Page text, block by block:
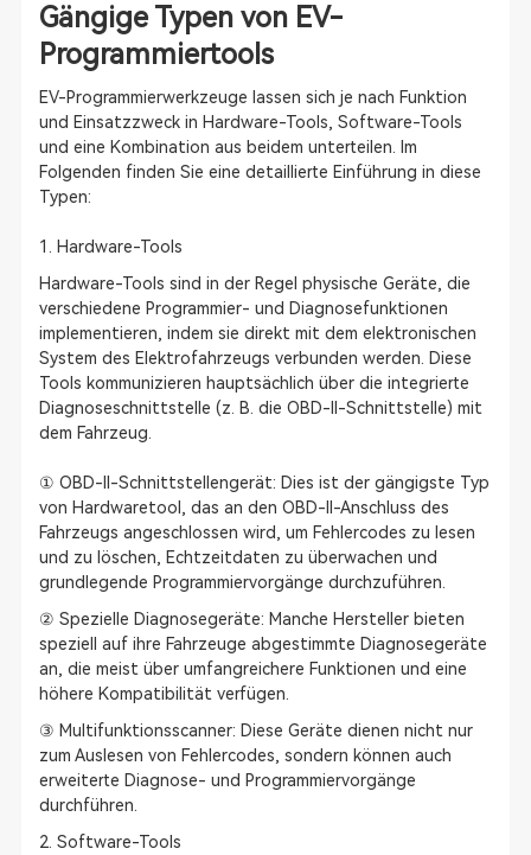
Gängige Typen von EV-
Programmiertools
EV-Programmierwerkzeuge lassen sich je nach Funktion
und Einsatzzweck in Hardware-Tools, Software-Tools
und eine Kombination aus beidem unterteilen. Im
Folgenden finden Sie eine detaillierte Einführung in diese
Typen:
1. Hardware-Tools
Hardware-Tools sind in der Regel physische Geräte, die
verschiedene Programmier- und Diagnosefunktionen
implementieren, indem sie direkt mit dem elektronischen
System des Elektrofahrzeugs verbunden werden. Diese
Tools kommunizieren hauptsächlich über die integrierte
Diagnoseschnittstelle (z. B. die OBD-II-Schnittstelle) mit
dem Fahrzeug.
① OBD-II-Schnittstellengerät: Dies ist der gängigste Typ
von Hardwaretool, das an den OBD-II-Anschluss des
Fahrzeugs angeschlossen wird, um Fehlercodes zu lesen
und zu löschen, Echtzeitdaten zu überwachen und
grundlegende Programmiervorgänge durchzuführen.
② Spezielle Diagnosegeräte: Manche Hersteller bieten
speziell auf ihre Fahrzeuge abgestimmte Diagnosegeräte
an, die meist über umfangreichere Funktionen und eine
höhere Kompatibilität verfügen.
③ Multifunktionsscanner: Diese Geräte dienen nicht nur
zum Auslesen von Fehlercodes, sondern können auch
erweiterte Diagnose- und Programmiervorgänge
durchführen.
2. Software-Tools